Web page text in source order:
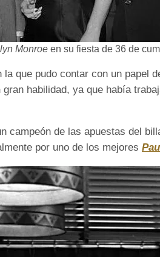
Monroe en su fiesta de 36 de
que pudo contar con un papel
habilidad, ya que había
campeón de las apuestas del
por uno de los mejores